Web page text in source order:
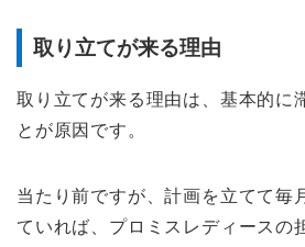
取り立てが来る理由
取り立てが来る理由は、基本的に
とが原因です。
当たり前ですが、計画を立てて毎
ていれば、プロミスレディースの